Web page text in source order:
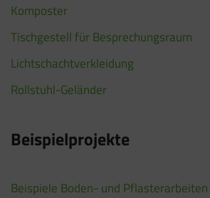
Komposter
Tischgestell für Besprechungsraum
Lichtschachtverkleidung
Rollstuhl-Geländer
Beispielprojekte
Beispiele Boden- und Pflasterarbeiten